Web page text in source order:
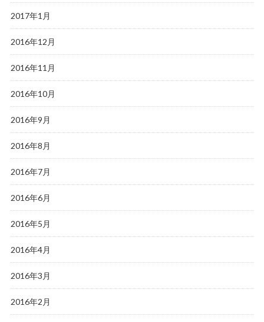
2017年1月
2016年12月
2016年11月
2016年10月
2016年9月
2016年8月
2016年7月
2016年6月
2016年5月
2016年4月
2016年3月
2016年2月